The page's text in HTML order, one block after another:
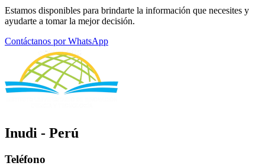
Estamos disponibles para brindarte la información que necesites y
ayudarte a tomar la mejor decisión.
Contáctanos por WhatsApp
Inudi - Perú
Teléfono